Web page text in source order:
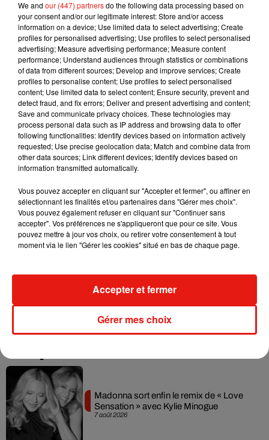
Cette naissance laisse entrevoir un "avenir meilleur possible
pour cette espèce", a commenté Rodolphe Delord, président
du ZooParc et de l'association Beauval Nature, qui avait
accompagné le transfert de Mayombé au Gabon en 2019.
250 000 gorilles des plaines de l'Ouest dans la nature".
Environ "800 individus" vivraient dans des zoos.
7 août 2026
Madonna sort enfin le remix de « Love
Sensation » avec Kylie Minogue
We and our (447) partnersdo the following data processing based on
your consent and/or our legitimate interest: Store and/or access
information on a device; Use limited data to select advertising; Create
profiles for personalised advertising; Use profiles to select personalised
advertising; Measure advertising performance; Measure content
performance; Understand audiences through statistics or combinations
of data from different sources; Develop and improve services; Create
profiles to personalise content; Use profiles to select personalised
content; Use limited data to select content; Ensure security, prevent and
detect fraud, and fix errors; Deliver and present advertising and content;
Save and communicate privacy choices. These technologies may
process personal data such as IP address and browsing data to offer
following functionalities: Identify devices based on information actively
requested; Use precise geolocation data; Match and combine data from
other data sources; Link different devices; Identify devices based on
information transmitted automatically.
Vous pouvez accepter en cliquant sur "Accepter et fermer", ou affiner en
sélectionnant les finalités et/ou partenaires dans "Gérer mes choix".
Vous pouvez également refuser en cliquant sur "Continuer sans
accepter". Vos préférences ne s'appliqueront que pour ce site. Vous
pouvez mettre à jour vos choix, ou retirer votre consentement à tout
moment via le lien "Gérer les cookies" situé en bas de chaque page.
Gérer mes choix
Accepter et fermer